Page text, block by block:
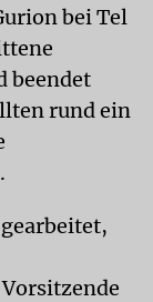
bei Tel
beendet
rund ein